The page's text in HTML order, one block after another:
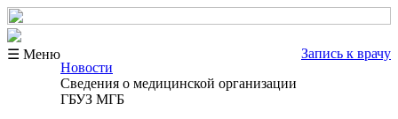
☰ Меню
Запись к врачу
Новости
Сведения о медицинской организации
ГБУЗ МГБ